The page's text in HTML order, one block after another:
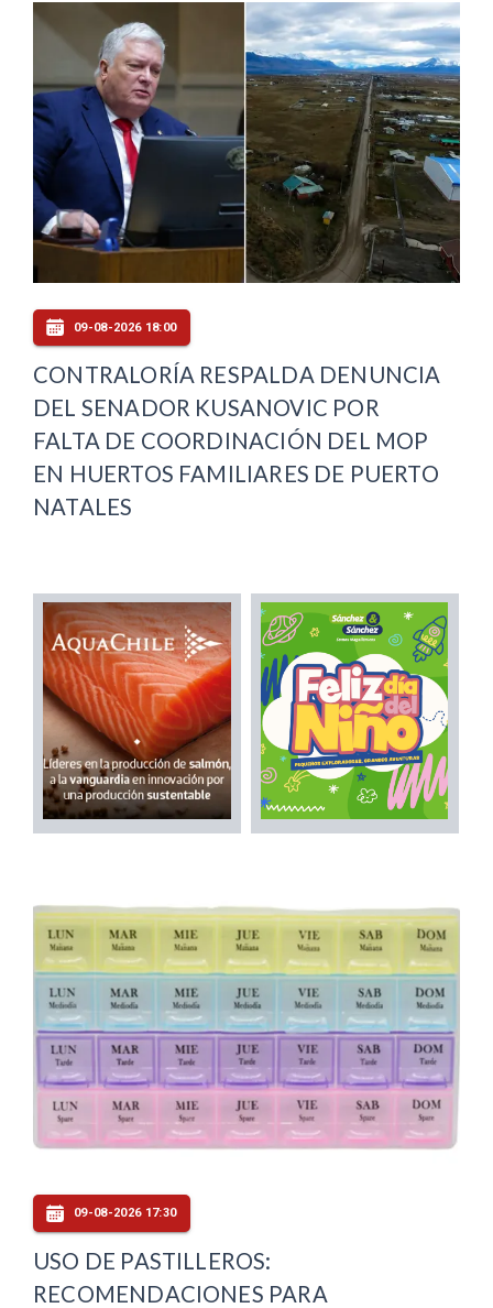
09-08-2026 18:00
CONTRALORÍA RESPALDA DENUNCIA
DEL SENADOR KUSANOVIC POR
FALTA DE COORDINACIÓN DEL MOP
EN HUERTOS FAMILIARES DE PUERTO
NATALES
09-08-2026 17:30
USO DE PASTILLEROS:
RECOMENDACIONES PARA